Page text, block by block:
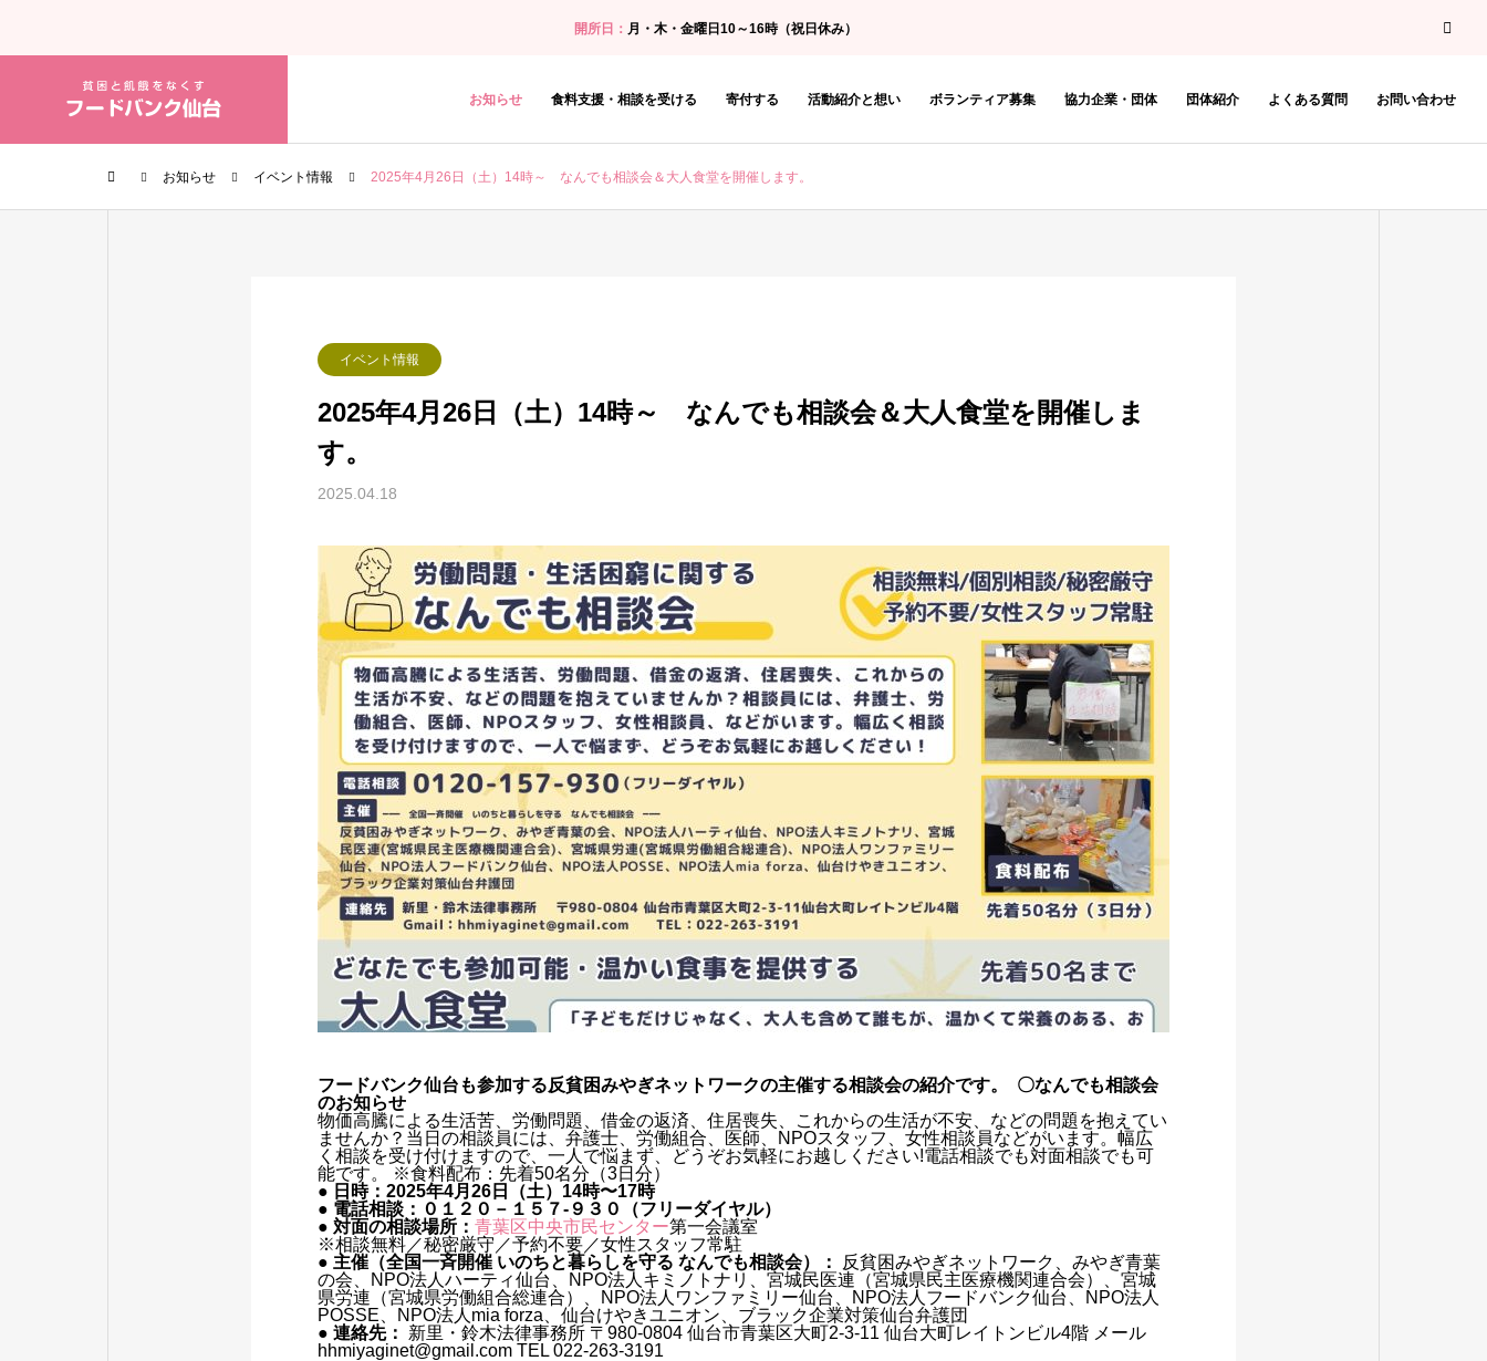
開所日： 月・木・金曜日10～16時（祝日休み）
お知らせ 食料支援・相談を受ける 寄付する 活動紹介と想い ボランティア募集 協力企業・団体 団体紹介 よくある質問 お問い合わせ
お知らせ イベント情報 2025年4月26日（土）14時～ なんでも相談会＆大人食堂を開催します。
イベント情報
2025年4月26日（土）14時～ なんでも相談会＆大人食堂を開催しま
す。
2025.04.18
フードバンク仙台も参加する反貧困みやぎネットワークの主催する相談会の紹介です。
〇なんでも相談会
のお知らせ
物価高騰による生活苦、労働問題、借金の返済、住居喪失、これからの生活が不安、などの問題を抱えてい
ませんか？当日の相談員には、弁護士、労働組合、医師、NPOスタッフ、女性相談員などがいます。幅広
く相談を受け付けますので、一人で悩まず、どうぞお気軽にお越しください!電話相談でも対面相談でも可
能です。 ※食料配布：先着50名分（3日分）
● 日時：2025年4月26日（土）14時〜17時
● 電話相談：０１２０－１５７‐９３０（フリーダイヤル）
● 対面の相談場所： 青葉区中央市民センター第一会議室
※相談無料／秘密厳守／予約不要／女性スタッフ常駐
● 主催（全国一斉開催 いのちと暮らしを守る なんでも相談会）：
反貧困みやぎネットワーク、みやぎ青葉
の会、NPO法人ハーティ仙台、NPO法人キミノトナリ、宮城民医連（宮城県民主医療機関連合会）、宮城
県労連（宮城県労働組合総連合）、NPO法人ワンファミリー仙台、NPO法人フードバンク仙台、NPO法人
POSSE、NPO法人mia forza、仙台けやきユニオン、ブラック企業対策仙台弁護団
● 連絡先：
新里・鈴木法律事務所 〒980-0804 仙台市青葉区大町2-3-11 仙台大町レイトンビル4階 メール
hhmiyaginet@gmail.com TEL 022-263-3191